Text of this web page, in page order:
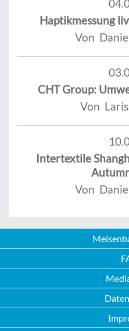
Haptikmessung
Von
CHT Group:
Von
Intertextile
Von